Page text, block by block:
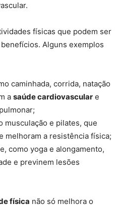
físicas que podem ser
Alguns exemplos
caminhada, corrida, natação
a saúde cardiovascular e
musculação e pilates, que
melhoram a resistência física;
como yoga e alongamento,
e previnem lesões
física não só melhora o